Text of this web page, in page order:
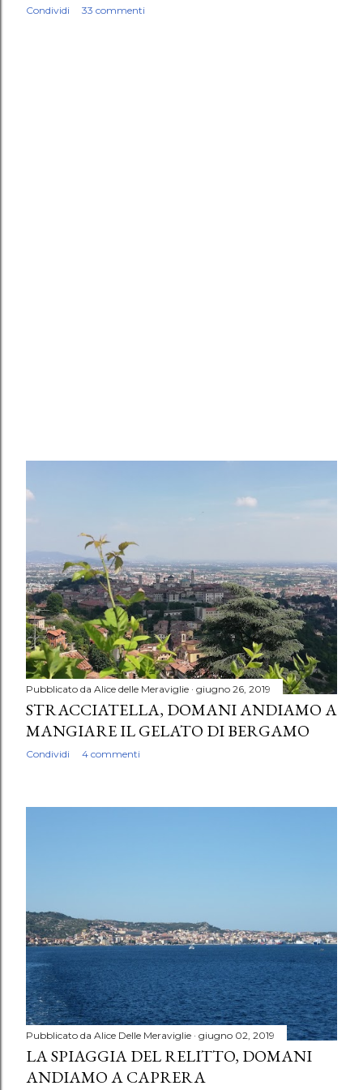
Condividi 33 commenti
Pubblicato da Alice delle Meraviglie giugno 26, 2019
STRACCIATELLA, DOMANI ANDIAMO A
MANGIARE IL GELATO DI BERGAMO
Condividi 4 commenti
Pubblicato da Alice Delle Meraviglie giugno 02, 2019
LA SPIAGGIA DEL RELITTO, DOMANI
ANDIAMO A CAPRERA